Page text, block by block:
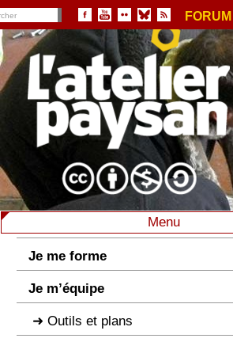
FORUM
Menu
Je me forme
Je m’équipe
Outils et plans